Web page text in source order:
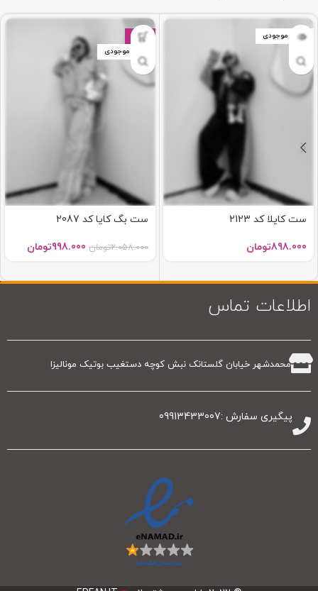
اتمام موجودی
ست کایلا کد 2123
898.000تومان
-52%
اتمام موجودی
ست بگ کایا کد 2087
2.058.000تومان 998.000تومان
اطلاعات تماس
محمدشهر خیابان گلستانک نبش کوچه دستغیب بوتیک مونالیزا
پیگیری سفارش :09913433007